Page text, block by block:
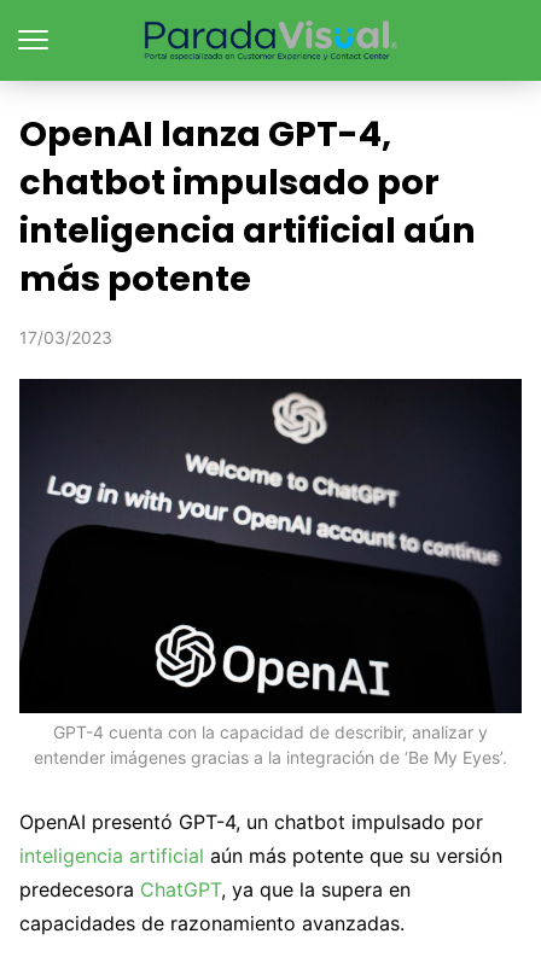
OpenAI lanza GPT-4,
chatbot impulsado por
inteligencia artificial aún
más potente
17/03/2023
GPT-4 cuenta con la capacidad de describir, analizar y
entender imágenes gracias a la integración de ‘Be My Eyes’.
OpenAI presentó GPT-4, un chatbot impulsado por
inteligencia artificial aún más potente que su versión
predecesora ChatGPT, ya que la supera en
capacidades de razonamiento avanzadas.